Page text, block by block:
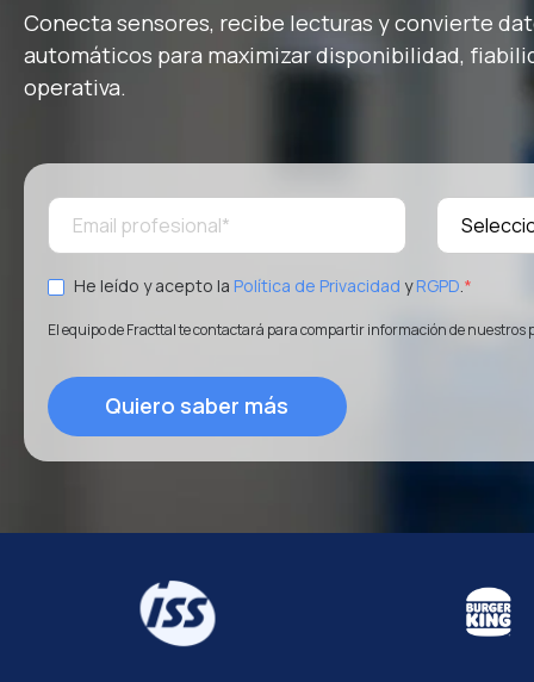
Conecta sensores, recibe lecturas y convierte
automáticos para maximizar disponibilidad,
operativa.
He leído y acepto la Política de Privacidad yRGPD.*
El equipo de Fracttal te contactará para compartir información de nuestros